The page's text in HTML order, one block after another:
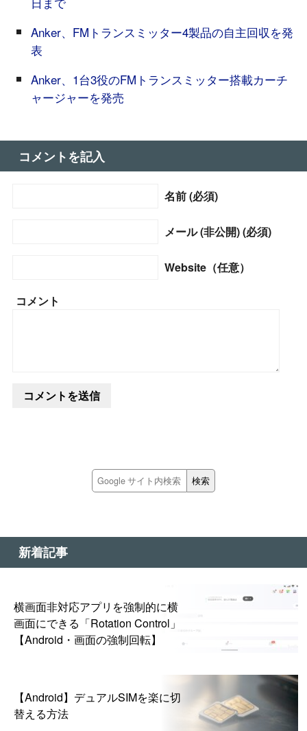
Anker、FMトランスミッター4製品の自主回収を発
表
Anker、1台3役のFMトランスミッター搭載カーチ
ャージャーを発売
コメントを記入
名前 (必須)
メール (非公開) (必須)
Website（任意）
コメント
新着記事
横画面非対応アプリを強制的に横
画面にできる「Rotation Control」
【Android・画面の強制回転】
【Android】デュアルSIMを楽に切
替える方法